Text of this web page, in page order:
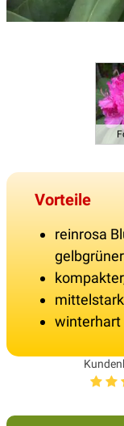
Vorteile
reinrosa
winterhart